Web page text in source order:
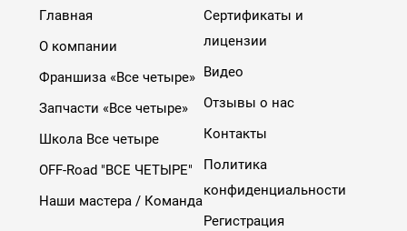
Главная
О компании
Франшиза «Все четыре»
Запчасти «Все четыре»
Школа Все четыре
OFF-Road "ВСЕ ЧЕТЫРЕ"
Наши мастера / Команда
Сертификаты и
лицензии
Видео
Отзывы о нас
Контакты
Политика
конфиденциальности
Регистрация